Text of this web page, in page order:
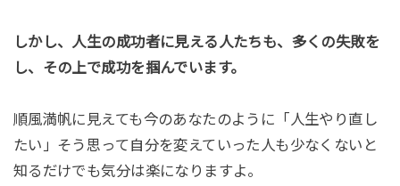
しかし、人生の成功者に見える人たちも、多くの失敗を
し、その上で成功を掴んでいます。
順風満帆に見えても今のあなたのように「人生やり直し
たい」そう思って自分を変えていった人も少なくないと
知るだけでも気分は楽になりますよ。